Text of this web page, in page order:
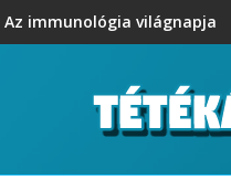
Az immunológia világnapja